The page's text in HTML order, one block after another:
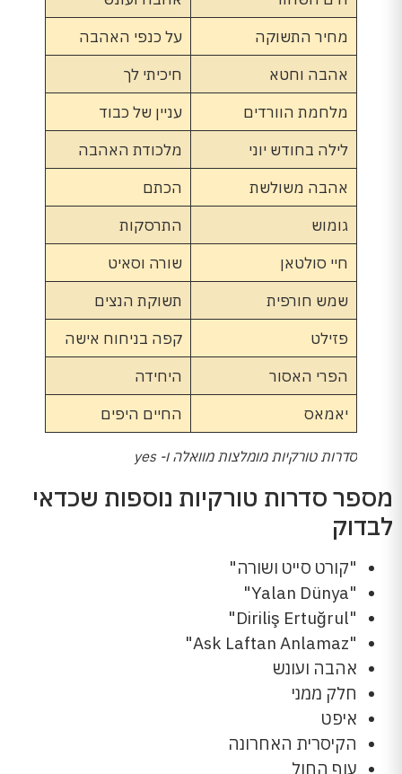
מחיר התשוקה
על כנפי האהבה
אהבה וחטא
חיכיתי לך
מלחמת הוורדים
עניין של כבוד
לילה בחודש יוני
מלכודת האהבה
אהבה משולשת
הכתם
גומוש
התרסקות
חיי סולטאן
שורה וסאיט
שמש חורפית
תשוקת הנצים
פזילט
קפה בניחוח אישה
הפרי האסור
היחידה
יאמאס
החיים היפים
סדרות טורקיות מומלצות מוואלה ו- yes
מספר סדרות טורקיות נוספות שכדאי
לבדוק
"קורט סייט ושורה"
"Yalan Dünya"
"Diriliş Ertuğrul"
"Ask Laftan Anlamaz"
אהבה ועונש
חלק ממני
איפט
הקיסרית האחרונה
עוף החול